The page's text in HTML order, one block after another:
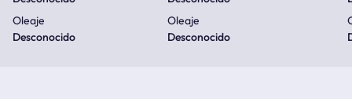
Oleaje
Desconocido
Oleaje
Desconocido